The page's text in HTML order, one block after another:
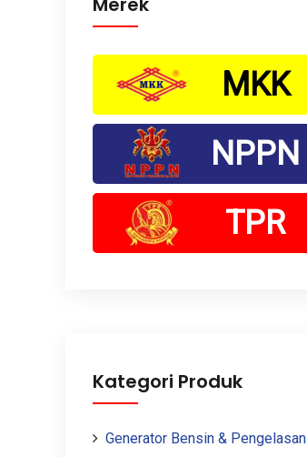
MKK
NPPN
TPR
Kategori Produk
Generator Bensin & Pengelasan